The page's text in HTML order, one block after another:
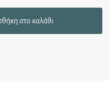
στο καλάθι